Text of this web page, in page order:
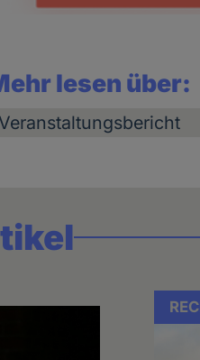
lesen über:
Veranstaltungsbericht